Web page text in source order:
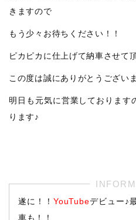
きますので
もう少々お待ちください！！
ピカピカに仕上げて納車させて
この度は誠にありがとうござい
明日も元気に営業しております
ります♪
遂に！！YouTubeデビュー♪
車も！！